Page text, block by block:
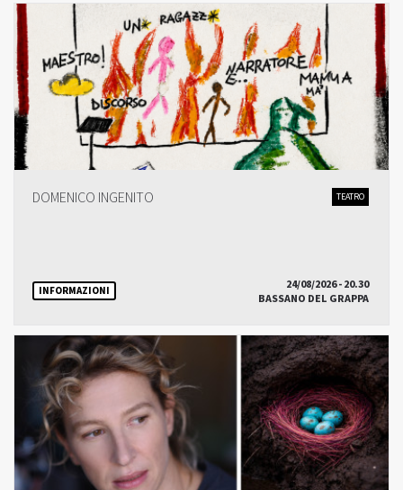
DOMENICO INGENITO TEATRO
INFORMAZIONI
24/08/2026 - 20.30
BASSANO DEL GRAPPA